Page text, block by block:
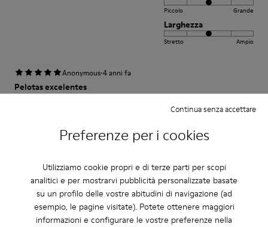
Preferenze per i cookies
Utilizziamo cookie propri e di terze parti per scopi
analitici e per mostrarvi pubblicità personalizzate basate
su un profilo delle vostre abitudini di navigazione (ad
esempio, le pagine visitate). Potete ottenere maggiori
informazioni e configurare le vostre preferenze nella
Continua senza accettare
Piccolo Grande
Larghezza
Stretto Ampio
Anonymous·4 anni fa
Pelotas excelentes
Es un calzado perfecto para muchas ocasiones cómodo y elegante
Traduci Recensione
FitRegolazione
Piccolo
Larghezza
Stretto